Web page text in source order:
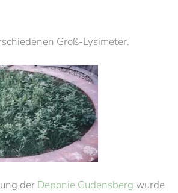
Groß-Lysimeter.
der Deponie Gudensberg wurde